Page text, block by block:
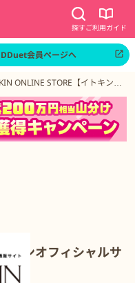
探すご利用ガイド
DDuet会員ページへ
ONLINE STORE【イトキンオ
キンオフィシャルサ